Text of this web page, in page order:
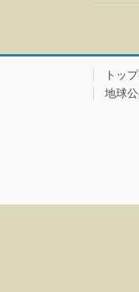
トッ
地球